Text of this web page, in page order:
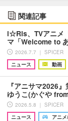
関連記事
i☆Ris、TVアニメ
マ「Welcome to
2026.7.7 ｜ SPICER
ニュース
動画
『アニサマ2026
ゆうこ(かぐや
2026.5.8 ｜ SPICER
ニュース
アニ